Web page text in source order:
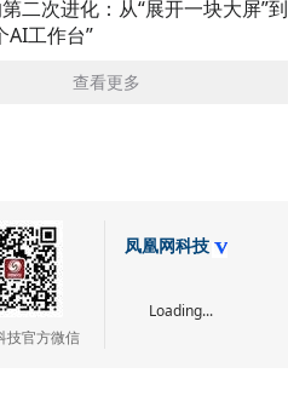
二次进化：从“展开一块大屏”到
AI工作台”
查看更多
技官方微信
凤凰网科技
Loading...